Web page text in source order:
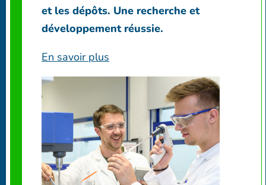
et les dépôts. Une recherche et
développement réussie.
En savoir plus